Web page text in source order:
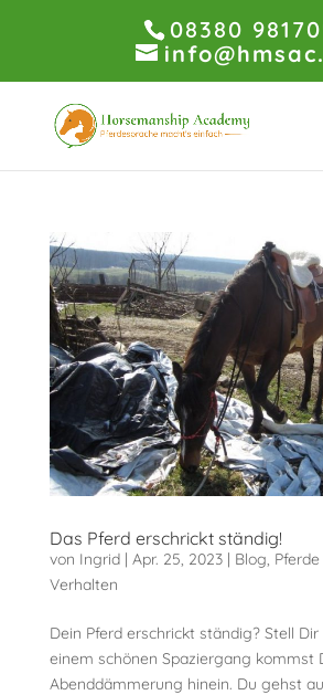
08380
Das Pferd erschrickt ständig!
von Ingrid| Apr. 25, 2023| Blog
Verhalten
Dein Pferd erschrickt ständig? Stell
einem schönen Spaziergang kommst
Abenddämmerung hinein. Du gehst